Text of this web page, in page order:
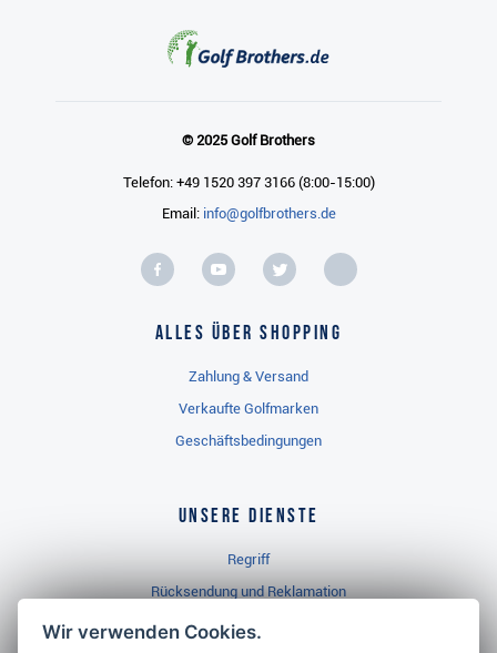
© 2025 Golf Brothers
Telefon: +49 1520 397 3166 (8:00-15:00)
Email: info@golfbrothers.de
Alles über Shopping
Zahlung & Versand
Verkaufte Golfmarken
Geschäftsbedingungen
Unsere Dienste
Regriff
Rücksendung und Reklamation
Widerrufsbelehrung
Wir verwenden Cookies.